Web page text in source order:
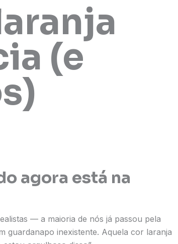
(e
agora está na
— a maioria de nós já passou pela
guardanapo inexistente. Aquela cor laranja